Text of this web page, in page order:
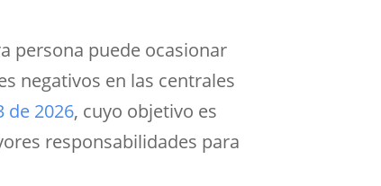
persona puede ocasionar
negativos en las centrales
de 2026, cuyo objetivo es
responsabilidades para